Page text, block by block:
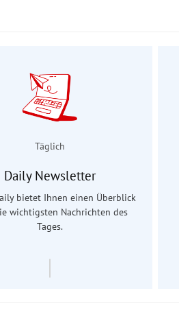
Täglich
Daily Newsletter
bietet Ihnen einen Überblick
wichtigsten Nachrichten des
Tages.